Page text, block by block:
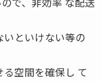
といけない等の
空間を確保し て